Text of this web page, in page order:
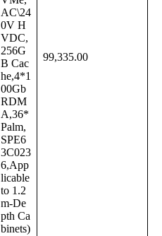
AC\24
0V H
VDC,
256G
B Cac
he,4*1
00Gb
RDM
A,36*
Palm,
SPE6
3C023
6,App
licable
to 1.2
m-De
pth Ca
binets)
99,335.00